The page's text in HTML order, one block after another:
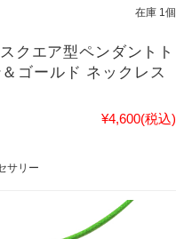
在庫 1個
クエア型ペンダントト
ゴールド ネックレス
¥4,600(税込)
サリー